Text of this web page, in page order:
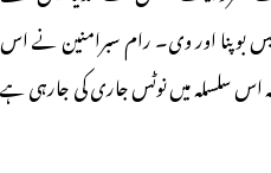
بوپنا اور وی۔ رام سبرامنین نے اس
سلسلہ میں نوٹس جاری کی جارہی ہے